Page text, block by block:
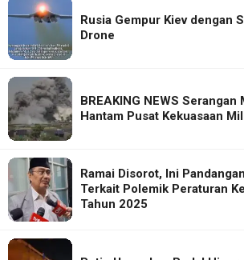
Rusia Gempur Kiev dengan
Drone
BREAKING NEWS
Hantam Pusat Kekuasaan
Ramai Disorot, Ini
Terkait Polemik Peraturan
Tahun 2025